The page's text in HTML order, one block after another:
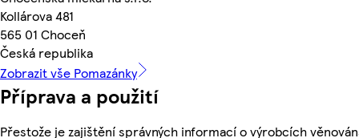
Kollárova 481
565 01 Choceň
Česká republika
Zobrazit vše Pomazánky
Příprava a použití
Přestože je zajištění správných informací o výrobcích